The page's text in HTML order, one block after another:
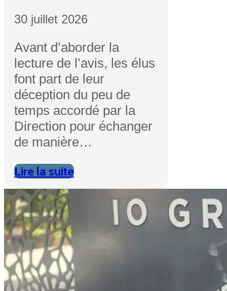
30 juillet 2026
Avant d’aborder la
lecture de l’avis, les élus
font part de leur
déception du peu de
temps accordé par la
Direction pour échanger
de manière…
Lire la suite